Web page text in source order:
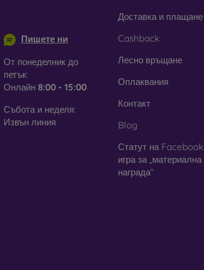
Пишете ни
От понеделник до
петък:
Онлайн 8:00 - 15:00
Събота и неделя:
Извън линия
Доставка и плащане
Cashback
Лесно връщане
Оплаквания
Контакт
Blog
Статут на Facebook
игра за „материална
награда“